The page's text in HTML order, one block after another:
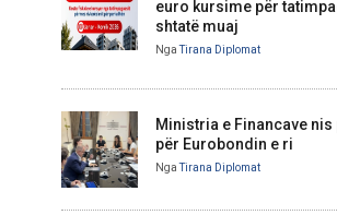
euro kursime për
shtatë muaj
NgaTirana Diplomat
Ministria e Financave
për Eurobondin e ri
NgaTirana Diplomat